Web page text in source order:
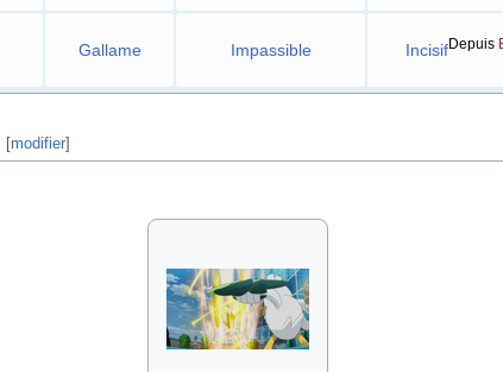
Gallame Impassible IncisifDepuis
[modifier]